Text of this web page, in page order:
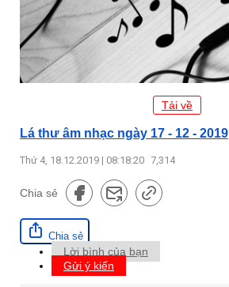
Tải về
Lá thư âm nhạc ngày 17 - 12 - 2019
Thứ 4, 18.12.2019 | 08:18:20 7,314
Chia sẻ
Chia sẻ
Lời bình của bạn
Gửi ý kiến